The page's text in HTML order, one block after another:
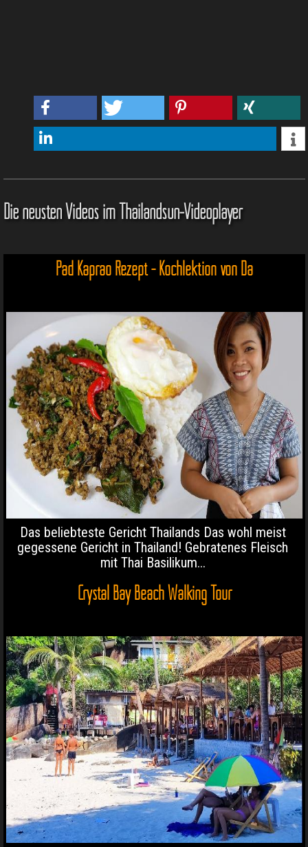
Die neusten Videos im Thailandsun-Videoplayer
Pad Kaprao Rezept - Kochlektion von Da
Das beliebteste Gericht Thailands Das wohl meist
gegessene Gericht in Thailand! Gebratenes Fleisch
mit Thai Basilikum...
Crystal Bay Beach Walking Tour